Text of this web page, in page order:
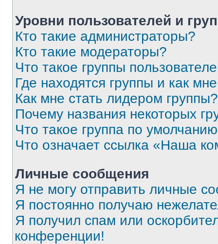
Уровни пользователей и
Кто такие администраторы?
Кто такие модераторы?
Что такое группы
Где находятся группы и как
Как мне стать лидером группы?
Почему названия некоторых
Что такое группа по
Что означает ссылка «Наша
Личные сообщения
Я не могу отправить личные
Я постоянно получаю
Я получил спам или
конференции!